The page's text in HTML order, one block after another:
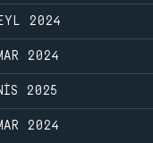
2024
2024
2025
2024